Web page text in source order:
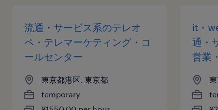
流通・サービス系のテレオ
ペ・テレマーケティング・コ
ールセンター
東京都港区, 東京都
temporary
it・
通・
営業